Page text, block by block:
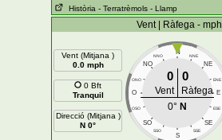
Història - Terratrèmols - Llamp
Vent | Ràfega - mph
Vent (Mitjana )
0.0 mph
0 Bft
Tranquil
Direcció (Mitjana )
N 0°
N
NNO NNE
NO NE
ONO ENE
O E
OSO ESE
SO SE
SSO SSE
S
0 0
Vent
Ràfega
0° N